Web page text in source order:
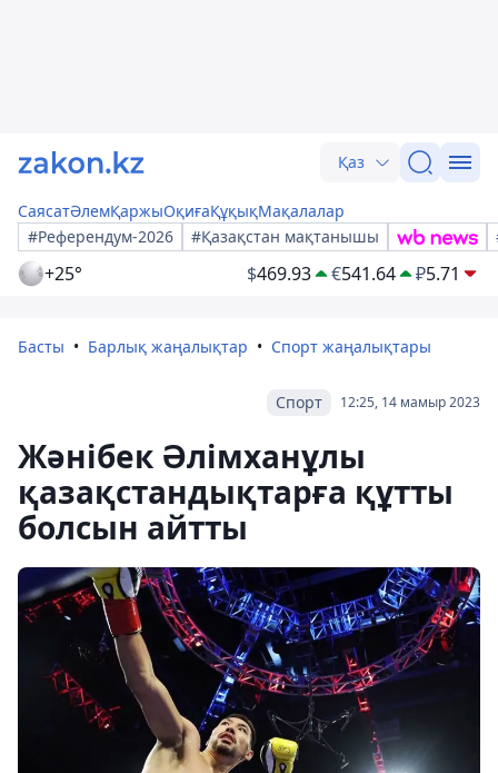
Қаз
СаясатӘлемҚаржыОқиғаҚұқықМақалалар
#Референдум-2026
#Қазақстан мақтанышы
+25° $469.93 €541.64 ₽5.71
Басты Барлық жаңалықтар Спорт жаңалықтары
12:25, 14 мамыр 2023
Спорт
Жәнібек Әлімханұлы
қазақстандықтарға құтты
болсын айтты